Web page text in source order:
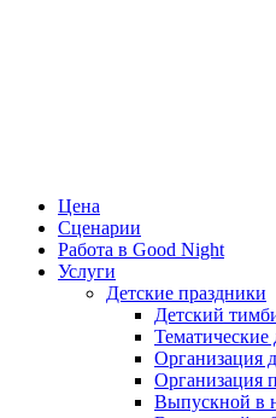
Цена
Сценарии
Работа в Good Night
Услуги
Детские праздники
Детский
Тематические
Организация
Организация
Выпускной в